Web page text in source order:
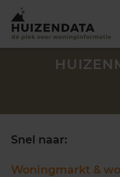
Snel naar:
Woningmarkt &